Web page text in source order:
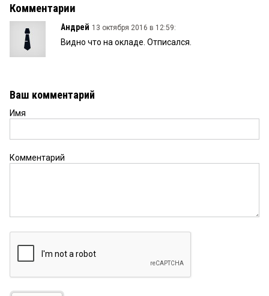
Комментарии
Андрей 13 октября 2016 в 12:59:
Видно что на окладе. Отписался.
Ваш комментарий
Имя
Комментарий